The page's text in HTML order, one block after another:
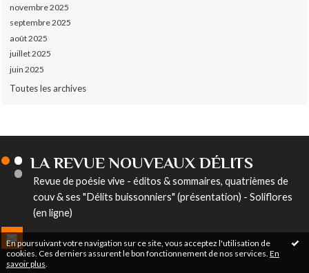
En poursuivant votre navigation sur ce site, vous acceptez l'utilisation de
cookies. Ces derniers assurent le bon fonctionnement de nos services. En
savoir plus
novembre 2025
septembre 2025
août 2025
juillet 2025
juin 2025
Toutes les archives
LA REVUE NOUVEAUX DÉLITS
Revue de poésie vive - éditos & sommaires, quatrièmes de
couv & ses "Délits buissonniers" (présentation) - Soliflores
(en ligne)